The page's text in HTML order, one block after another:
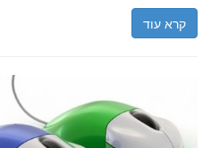
קרא עוד